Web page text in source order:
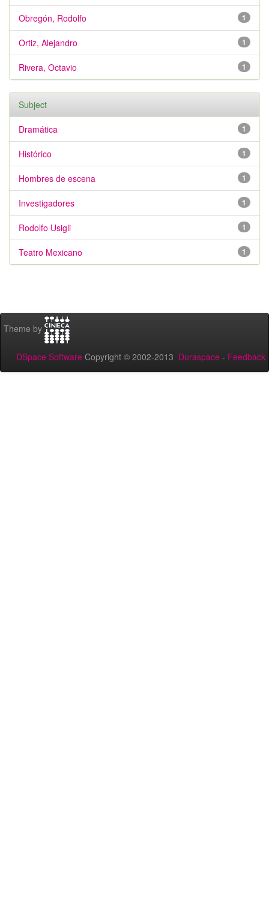
1
Obregón, Rodolfo
1
Ortiz, Alejandro
1
Rivera, Octavio
Subject
1
Dramática
1
Histórico
1
Hombres de escena
1
Investigadores
1
Rodolfo Usigli
1
Teatro Mexicano
Theme by
DSpace Software Copyright © 2002-2013 Duraspace - Feedback